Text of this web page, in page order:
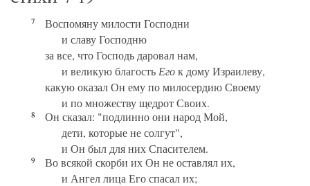
7
Воспомяну милости Господни
и славу Господню
за все, что Господь даровал нам,
и великую благость Егок дому Израилеву,
какую оказал Он ему по милосердию Своему
и по множеству щедрот Своих.
8
Он сказал: "подлинно они народ Мой,
дети, которые не солгут",
и Он был для них Спасителем.
9
Во всякой скорби их Он не оставлял их,
и Ангел лица Его спасал их;